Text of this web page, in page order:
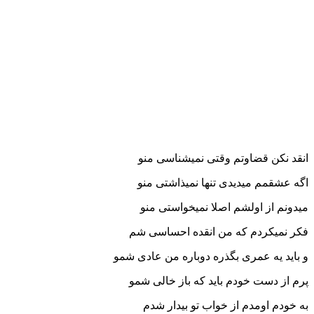
انقد نکن قضاوتم وقتی نمیشناسی منو
اگه عشقمم میدیدی تنها نمیذاشتی منو
میدونم از اولشم اصلا نمیخواستی منو
فکر نمیکردم که من انقده احساسی شم
و باید یه عمری بگذره دوباره من عادی شمو
پرم از دست خودم باید که باز خالی شمو
به خودم اومدم از خواب تو بیدار شدم